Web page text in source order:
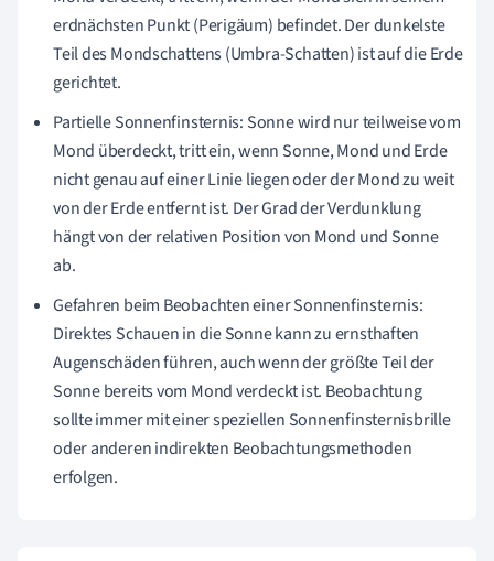
erdnächsten Punkt (Perigäum) befindet. Der dunkelste
Teil des Mondschattens (Umbra-Schatten) ist auf die Erde
gerichtet.
Partielle Sonnenfinsternis: Sonne wird nur teilweise vom
Mond überdeckt, tritt ein, wenn Sonne, Mond und Erde
nicht genau auf einer Linie liegen oder der Mond zu weit
von der Erde entfernt ist. Der Grad der Verdunklung
hängt von der relativen Position von Mond und Sonne
ab.
Gefahren beim Beobachten einer Sonnenfinsternis:
Direktes Schauen in die Sonne kann zu ernsthaften
Augenschäden führen, auch wenn der größte Teil der
Sonne bereits vom Mond verdeckt ist. Beobachtung
sollte immer mit einer speziellen Sonnenfinsternisbrille
oder anderen indirekten Beobachtungsmethoden
erfolgen.